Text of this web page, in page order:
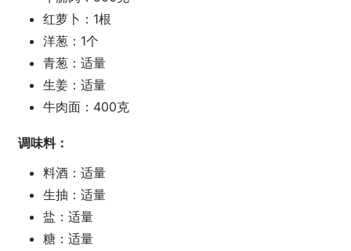
红萝卜：1根
洋葱：1个
青葱：适量
生姜：适量
牛肉面：400克
调味料：
料酒：适量
生抽：适量
盐：适量
糖：适量